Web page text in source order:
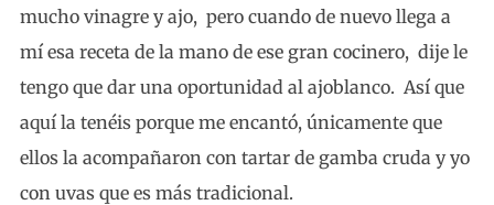
mucho vinagre y ajo, pero cuando de nuevo llega a
mí esa receta de la mano de ese gran cocinero, dije le
tengo que dar una oportunidad al ajoblanco. Así que
aquí la tenéis porque me encantó, únicamente que
ellos la acompañaron con tartar de gamba cruda y yo
con uvas que es más tradicional.